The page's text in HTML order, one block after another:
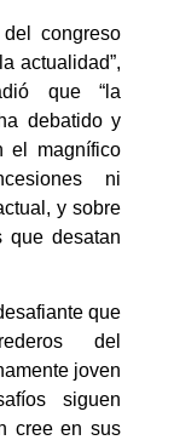
congreso
actualidad”,
que “la
debatido y
el magnífico
ni
y sobre
que desatan
que
del
joven
siguen
cree en sus